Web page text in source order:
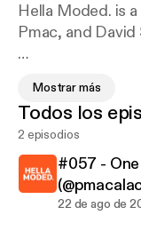
Hella Moded. is
Pmac, and
Area. He has
for artists such
The Pharaoh, and
We talk about
and watch funny
Mostrar más
Todos los
2 episodios
#057 -
22 de ago de